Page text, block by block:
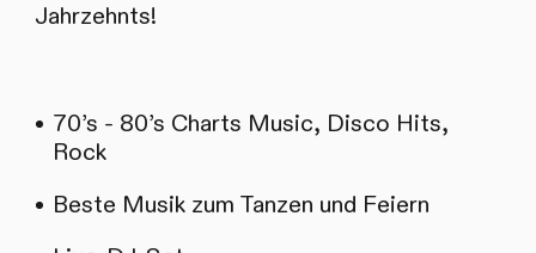
Jahrzehnts!
70’s - 80’s Charts Music, Disco Hits,
Rock
Beste Musik zum Tanzen und Feiern